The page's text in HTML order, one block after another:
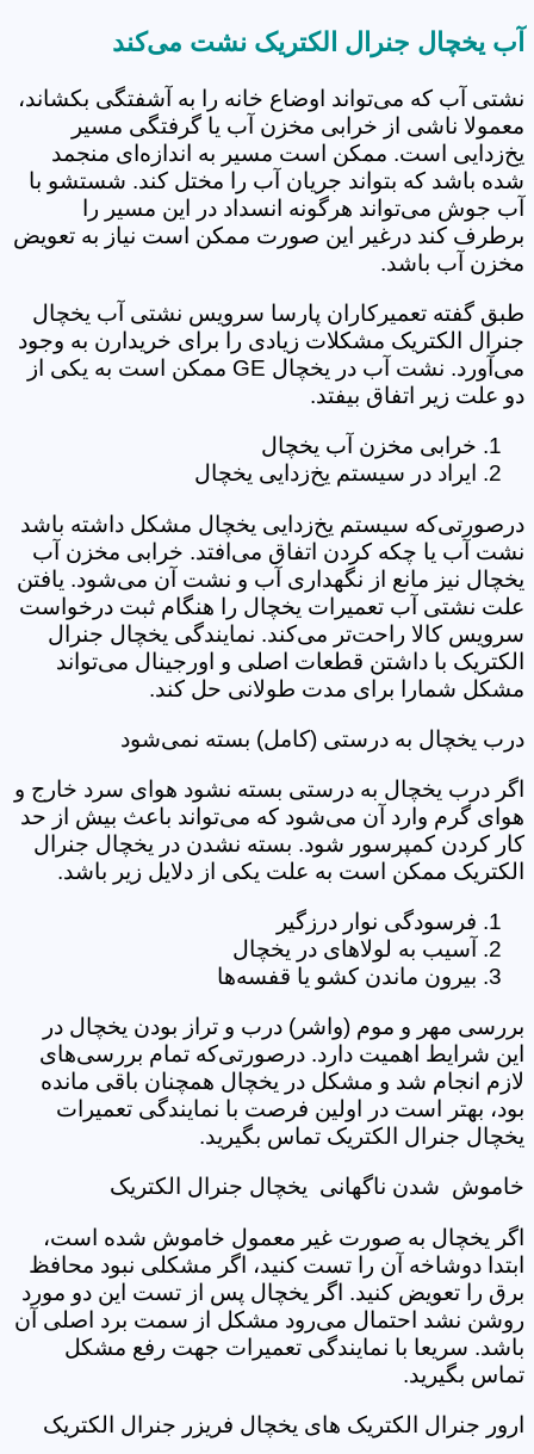
آب یخچال جنرال الکتریک نشت می‌کند
نشتی آب که می‌تواند اوضاع خانه را به آشفتگی بکشاند،
معمولا ناشی از خرابی مخزن آب یا گرفتگی مسیر
یخ‌زدایی است. ممکن است مسیر به اندازه‌ای منجمد
شده باشد که بتواند جریان آب را مختل کند. شستشو با
آب جوش می‌تواند هرگونه انسداد در این مسیر را
برطرف کند درغیر این صورت ممکن است نیاز به تعویض
مخزن آب باشد.
طبق گفته تعمیرکاران پارسا سرویس نشتی آب یخچال
جنرال الکتریک مشکلات زیادی را برای خریدارن به وجود
می‌آورد. نشت آب در یخچال GE ممکن است به یکی از
دو علت زیر اتفاق بیفتد.
خرابی مخزن آب یخچال
ایراد در سیستم یخ‌زدایی یخچال
درصورتی‌که سیستم یخ‌زدایی یخچال مشکل داشته باشد
نشت آب یا چکه کردن اتفاق می‌افتد. خرابی مخزن آب
یخچال نیز مانع از نگهداری آب و نشت آن می‌شود. یافتن
علت نشتی آب تعمیرات یخچال را هنگام ثبت درخواست
سرویس کالا راحت‌تر می‌کند. نمایندگی یخچال جنرال
الکتریک با داشتن قطعات اصلی و اورجینال می‌تواند
مشکل شمارا برای مدت طولانی حل کند.
درب یخچال به درستی (کامل) بسته نمی‌شود
اگر درب یخچال به درستی بسته نشود هوای سرد خارج و
هوای گرم وارد آن می‌شود که می‌تواند باعث بیش از حد
کار کردن کمپرسور شود. بسته نشدن در یخچال جنرال
الکتریک ممکن است به علت یکی از دلایل زیر باشد.
فرسودگی نوار درزگیر
آسیب به لولاهای در یخچال
بیرون ماندن کشو یا قفسه‌‌ها
بررسی مهر و موم (واشر) درب و تراز بودن یخچال در
این شرایط اهمیت دارد. درصورتی‌که تمام بررسی‌های
لازم انجام شد و مشکل در یخچال همچنان باقی مانده
بود، بهتر است در اولین فرصت با نمایندگی تعمیرات
یخچال جنرال الکتریک تماس بگیرید.
خاموش شدن ناگهانی یخچال جنرال الکتریک
اگر یخچال به صورت غیر معمول خاموش شده است،
ابتدا دوشاخه آن را تست کنید، اگر مشکلی نبود محافظ
برق را تعویض کنید. اگر یخچال پس از تست این دو مورد
روشن نشد احتمال می‌رود مشکل از سمت برد اصلی آن
باشد. سریعا با نمایندگی تعمیرات جهت رفع مشکل
تماس بگیرید.
ارور جنرال الکتریک های یخچال فریزر جنرال الکتریک